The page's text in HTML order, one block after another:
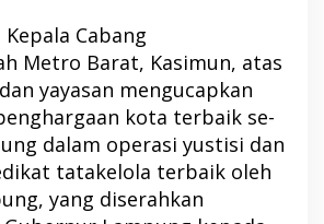
Cabang
Metro Barat, Kasimun, atas
yayasan mengucapkan
kota terbaik se-
dalam operasi yustisi dan
tatakelola terbaik oleh
yang diserahkan